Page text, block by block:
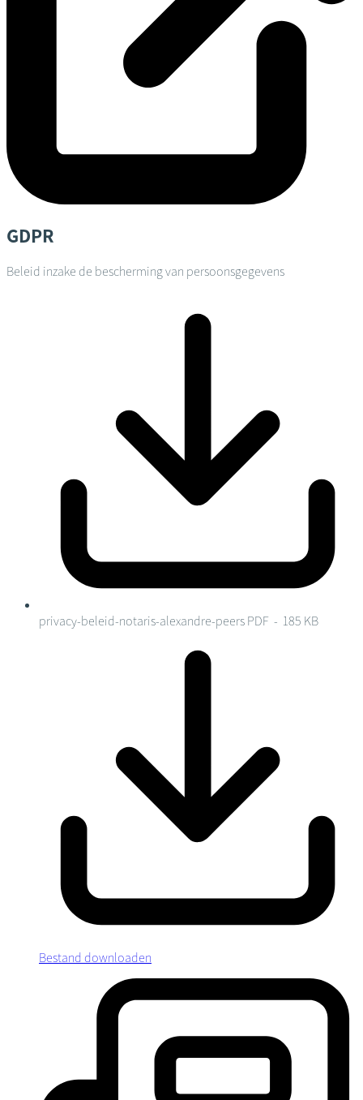
GDPR
Beleid inzake de bescherming van persoonsgegevens
privacy-beleid-notaris-alexandre-peers PDF - 185 KB
Bestand downloaden